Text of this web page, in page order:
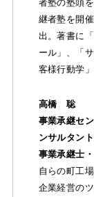
者塾の塾頭
継者塾を開
出。著書に
ール」、「
客様行動学
高橋 聡
事業承継セ
ンサルタント
事業承継士
自らの町工
企業経営の